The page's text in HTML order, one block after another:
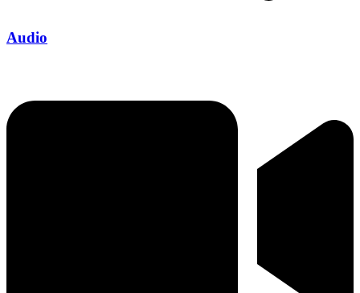
Audio